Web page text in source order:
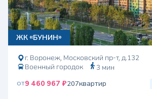
ЖК «БУНИН»
г. Воронеж, Московский пр-т, д.132
Военный городок
3 мин
от9 460 967 ₽207квартир